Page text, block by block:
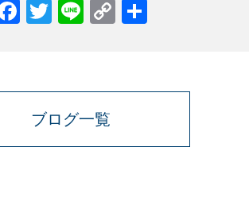
Facebook
TwitterLineCopy
ブログ一覧